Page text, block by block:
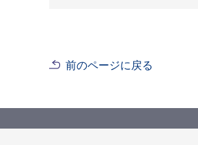
前のページに戻る